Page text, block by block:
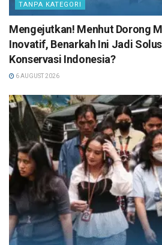
TANPA KATEGORI
Mengejutkan! Menhut Dorong
Inovatif, Benarkah Ini Jadi
Konservasi Indonesia?
6 AUGUST 2026